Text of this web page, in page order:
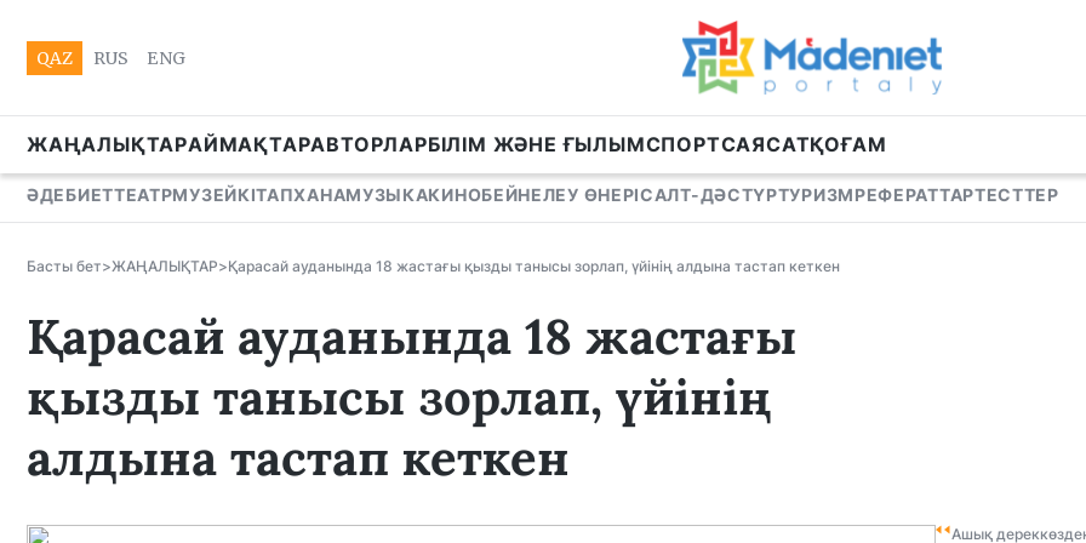
QAZ RUS ENG
ЖАҢАЛЫҚТАРАЙМАҚТАРАВТОРЛАРБІЛІМ ЖӘНЕ ҒЫЛЫМСПОРТСАЯСАТҚОҒАМ
ӘДЕБИЕТТЕАТРМУЗЕЙКІТАПХАНАМУЗЫКАКИНОБЕЙНЕЛЕУ ӨНЕРІСАЛТ-ДӘСТҮРТУРИЗМРЕФЕРАТТАРТЕСТТЕР
Басты бет>ЖАҢАЛЫҚТАР>Қарасай ауданында 18 жастағы қызды танысы зорлап, үйінің алдына тастап кеткен
Қарасай ауданында 18 жастағы
қызды танысы зорлап, үйінің
алдына тастап кеткен
Ашық